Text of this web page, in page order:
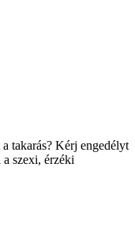
takarás? Kérj engedélyt
szexi, érzéki